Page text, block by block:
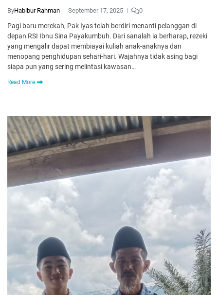
ByHabibur Rahman September 17, 2025 0
Pagi baru merekah, Pak Iyas telah berdiri menanti pelanggan di
depan RSI Ibnu Sina Payakumbuh. Dari sanalah ia berharap, rezeki
yang mengalir dapat membiayai kuliah anak-anaknya dan
menopang penghidupan sehari-hari. Wajahnya tidak asing bagi
siapa pun yang sering melintasi kawasan…
Read More